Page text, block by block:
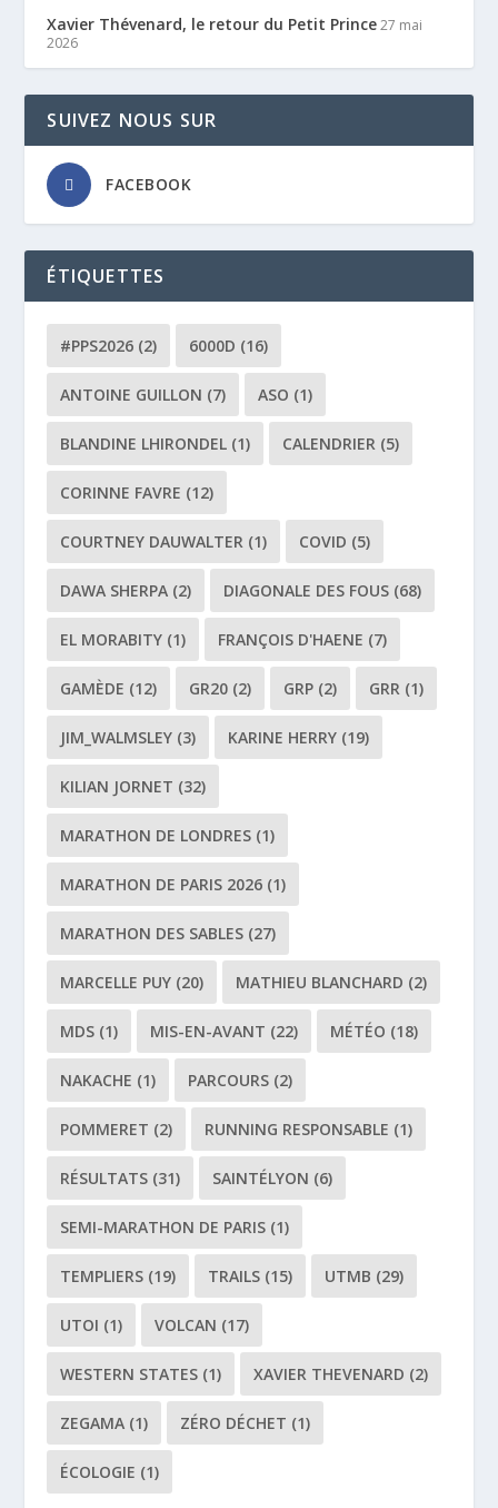
Xavier Thévenard, le retour du Petit Prince 27 mai
2026
SUIVEZ NOUS SUR
FACEBOOK
ÉTIQUETTES
#PPS2026 (2) 6000D (16)
ANTOINE GUILLON (7) ASO (1)
BLANDINE LHIRONDEL (1) CALENDRIER (5)
CORINNE FAVRE (12)
COURTNEY DAUWALTER (1) COVID (5)
DAWA SHERPA (2) DIAGONALE DES FOUS (68)
EL MORABITY (1) FRANÇOIS D'HAENE (7)
GAMÈDE (12) GR20 (2) GRP (2) GRR (1)
JIM_WALMSLEY (3) KARINE HERRY (19)
KILIAN JORNET (32)
MARATHON DE LONDRES (1)
MARATHON DE PARIS 2026 (1)
MARATHON DES SABLES (27)
MARCELLE PUY (20) MATHIEU BLANCHARD (2)
MDS (1) MIS-EN-AVANT (22) MÉTÉO (18)
NAKACHE (1) PARCOURS (2)
POMMERET (2) RUNNING RESPONSABLE (1)
RÉSULTATS (31) SAINTÉLYON (6)
SEMI-MARATHON DE PARIS (1)
TEMPLIERS (19) TRAILS (15) UTMB (29)
UTOI (1) VOLCAN (17)
WESTERN STATES (1) XAVIER THEVENARD (2)
ZEGAMA (1) ZÉRO DÉCHET (1)
ÉCOLOGIE (1)